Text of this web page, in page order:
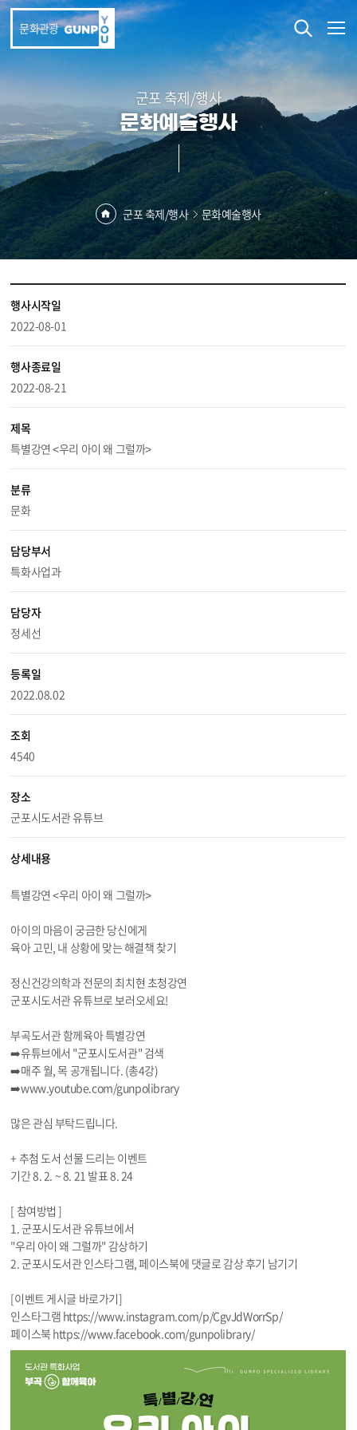
본문 바로가기
문화관광
군포 축제/행사
문화예술행사
군포 축제/행사 문화예술행사
행사시작일
2022-08-01
행사종료일
2022-08-21
제목
특별강연 <우리 아이 왜 그럴까>
분류
문화
담당부서
특화사업과
담당자
정세선
등록일
2022.08.02
조회
4540
장소
군포시도서관 유튜브
상세내용
특별강연 <우리 아이 왜 그럴까>
아이의 마음이 궁금한 당신에게
육아 고민, 내 상황에 맞는 해결책 찾기
정신건강의학과 전문의 최치현 초청강연
군포시도서관 유튜브로 보러오세요!
부곡도서관 함께육아 특별강연
➡️유튜브에서 "군포시도서관" 검색
➡️매주 월, 목 공개됩니다. (총4강)
➡️www.youtube.com/gunpolibrary
많은 관심 부탁드립니다.
+ 추첨 도서 선물 드리는 이벤트
기간 8. 2. ~ 8. 21 발표 8. 24
[ 참여방법 ]
1. 군포시도서관 유튜브에서
"우리 아이 왜 그럴까" 감상하기
2. 군포시도서관 인스타그램, 페이스북에 댓글로 감상 후기 남기기
[이벤트 게시글 바로가기]
인스타그램 https://www.instagram.com/p/CgvJdWorrSp/
페이스북 https://www.facebook.com/gunpolibrary/